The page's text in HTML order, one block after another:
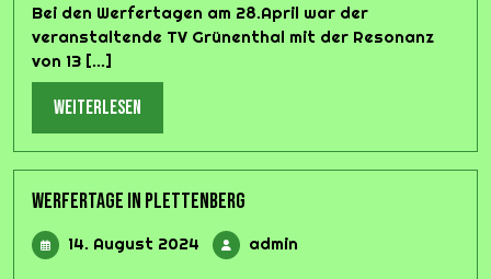
2024
Bei den Werfertagen am 28.April war der
veranstaltende TV Grünenthal mit der Resonanz
von 13 [...]
weiterlesen
Werfertage in Plettenberg
14. August 2024 14.
August
admin